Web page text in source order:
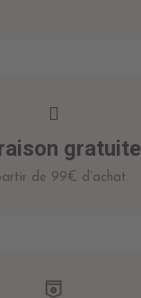
gratuite
de 99€ d’achat.